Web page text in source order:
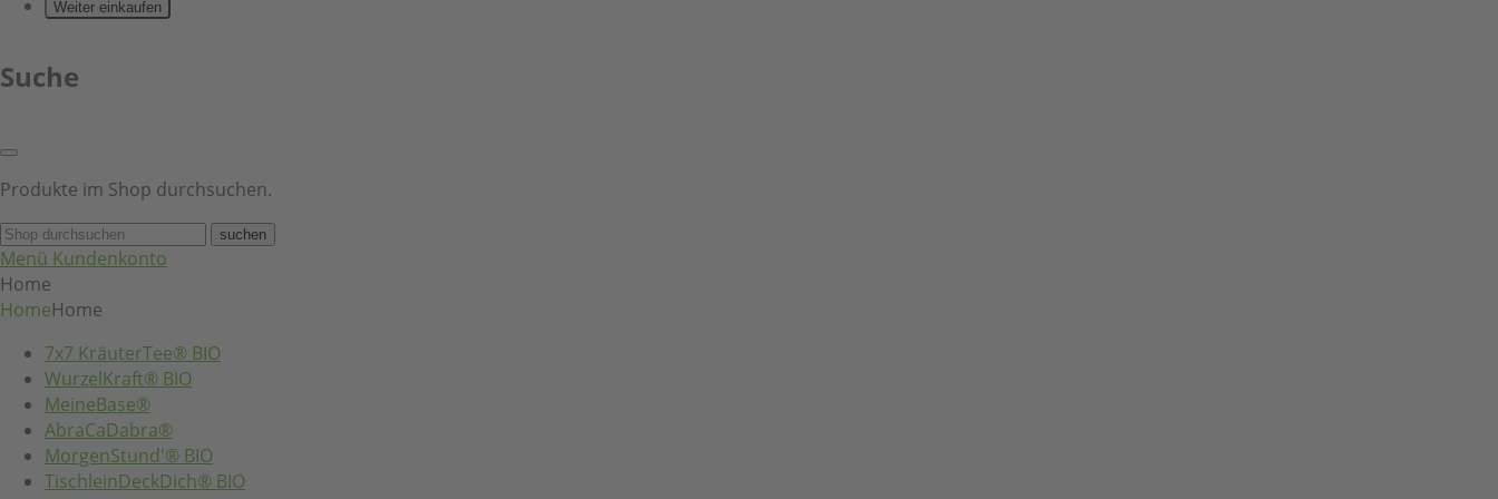
Weiter einkaufen
Suche
Produkte im Shop durchsuchen.
suchen
Menü Kundenkonto
Home
HomeHome
7x7 KräuterTee® BIO
WurzelKraft® BIO
MeineBase®
AbraCaDabra®
MorgenStund'® BIO
TischleinDeckDich® BIO